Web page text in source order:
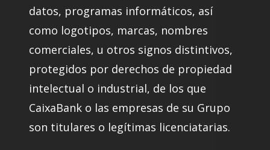
datos, programas informáticos, así
como logotipos, marcas, nombres
comerciales, u otros signos distintivos,
protegidos por derechos de propiedad
intelectual o industrial, de los que
CaixaBank o las empresas de su Grupo
son titulares o legítimas licenciatarias.